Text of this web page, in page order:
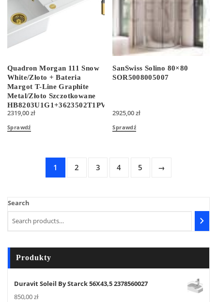
Quadron Morgan 111 Snow
White/Złoto + Bateria
Margot T-Line Graphite
Metal/Złoto Szczotkowane
HB8203U1G1+3623502T1PVDG1
2319,00zł
Sprawdź
SanSwiss Solino 80×80
SOR5008005007
2925,00zł
Sprawdź
1 2 3 4 5 →
Search
Produkty
Duravit Soleil By Starck 56X43,5 2378560027
850,00zł